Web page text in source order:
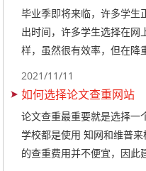
毕业季即将来临，许多学生
出时间，许多学生选择在网
样，虽然很有效率，但在
2021/11/11
如何选择论文查重网站
论文查重最重要就是选择一
学校都是使用 知网和维普
的查重费用并不便宜，因